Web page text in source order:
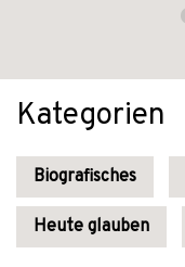
Kategorien
Biografisches
Heute glauben